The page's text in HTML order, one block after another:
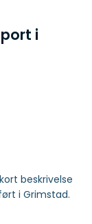
i
beskrivelse
i Grimstad.